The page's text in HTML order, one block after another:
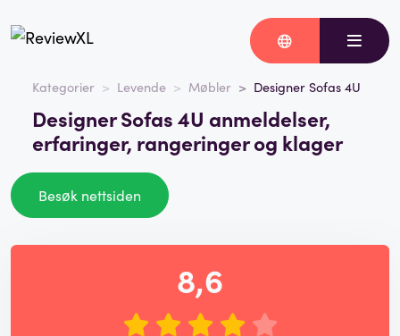
Kategorier Levende Møbler Designer Sofas 4U
Designer Sofas 4U anmeldelser,
erfaringer, rangeringer og klager
Besøk nettsiden
8,6